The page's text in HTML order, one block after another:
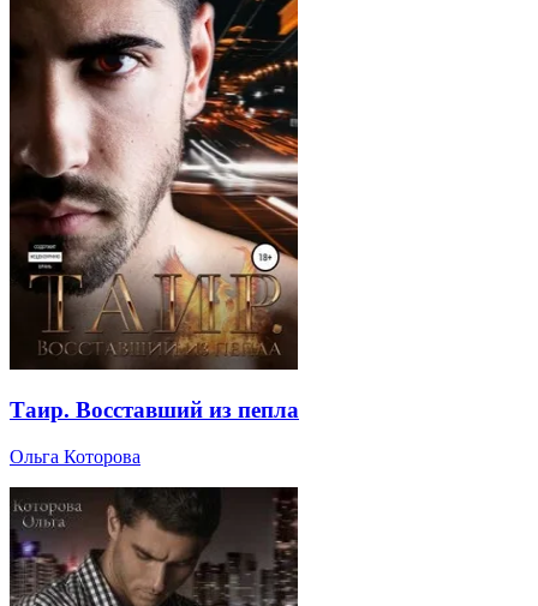
Таир. Восставший из пепла
Ольга Которова